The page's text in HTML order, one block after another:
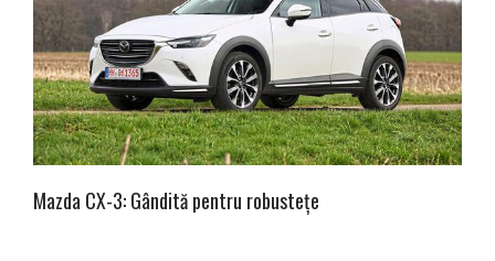
Mazda CX-3: Gândită pentru robustețe